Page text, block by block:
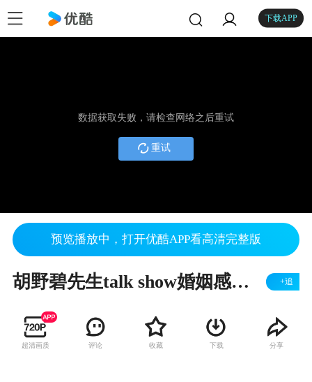
下载APP
数据获取失败，请检查网络之后重试
重试
预览播放中，打开优酷APP看高清完整版
胡野碧先生talk show婚姻感悟.mp4 +追
超清画质 评论 收藏 下载 分享